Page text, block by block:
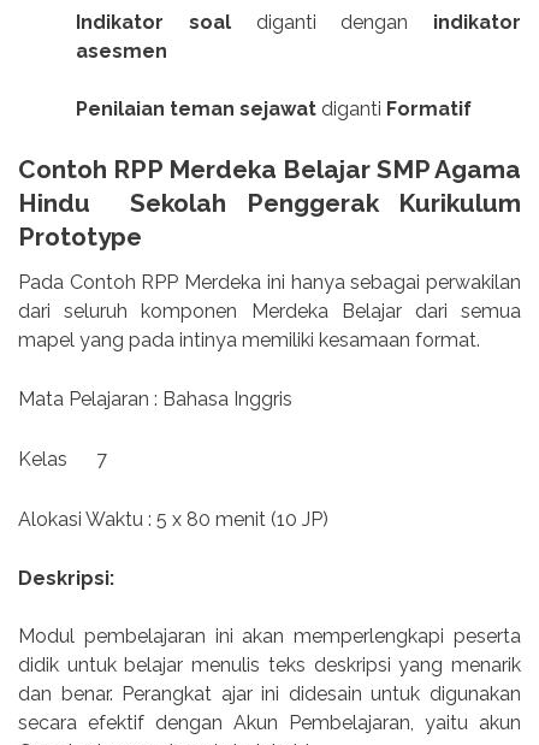
Indikator soaldiganti dengan indikator
asesmen
Penilaian teman sejawat diganti Formatif
Contoh RPP Merdeka Belajar SMP Agama
Hindu Sekolah Penggerak Kurikulum
Prototype
Pada Contoh RPP Merdeka ini hanya sebagai perwakilan
dari seluruh komponen Merdeka Belajar dari semua
mapel yang pada intinya memiliki kesamaan format.
Mata Pelajaran : Bahasa Inggris
Kelas 7
Alokasi Waktu : 5 x 80 menit (10 JP)
Deskripsi:
Modul pembelajaran ini akan memperlengkapi peserta
didik untuk belajar menulis teks deskripsi yang menarik
dan benar. Perangkat ajar ini didesain untuk digunakan
secara efektif dengan Akun Pembelajaran, yaitu akun